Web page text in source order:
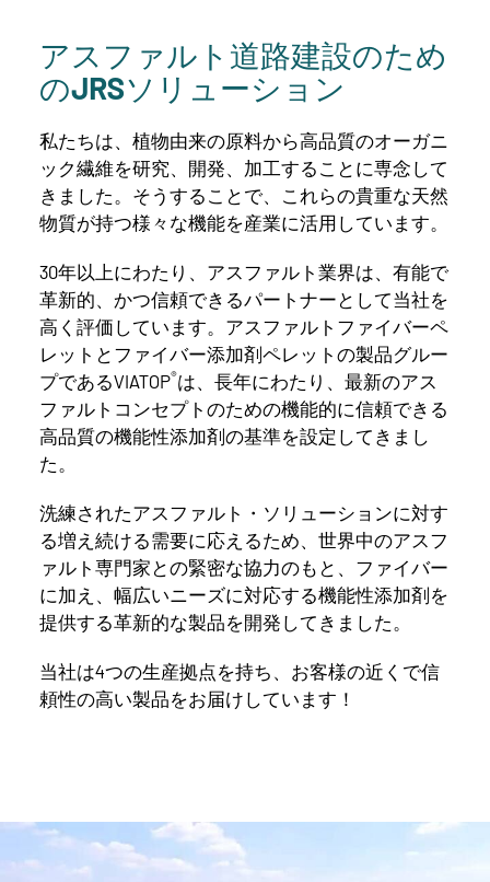
アスファルト道路建設のため
のJRSソリューション
私たちは、植物由来の原料から高品質のオーガニ
ック繊維を研究、開発、加工することに専念して
きました。そうすることで、これらの貴重な天然
物質が持つ様々な機能を産業に活用しています。
30年以上にわたり、アスファルト業界は、有能で
革新的、かつ信頼できるパートナーとして当社を
高く評価しています。アスファルトファイバーペ
レットとファイバー添加剤ペレットの製品グルー
プであるVIATOP®は、長年にわたり、最新のアス
ファルトコンセプトのための機能的に信頼できる
高品質の機能性添加剤の基準を設定してきまし
た。
洗練されたアスファルト・ソリューションに対す
る増え続ける需要に応えるため、世界中のアスフ
ァルト専門家との緊密な協力のもと、ファイバー
に加え、幅広いニーズに対応する機能性添加剤を
提供する革新的な製品を開発してきました。
当社は4つの生産拠点を持ち、お客様の近くで信
頼性の高い製品をお届けしています！